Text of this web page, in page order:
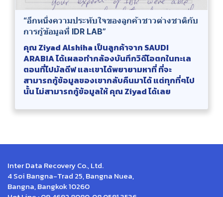
“อีกหนึ่งความประทับใจของลูกค้าชาวต่างชาติกับ
การกู้ข้อมูลที่ IDR LAB”
คุณ Ziyad Alshiha เป็นลูกค้าจาก SAUDI
ARABIA ได้เผลอทำกล้องบันทึกวิดีโอตกในทะเล
ตอนที่ไปมัลดีฟ และเขาได้พยายามหาที่ ที่จะ
สามารถกู้ข้อมูลของเขากลับคืนมาได้ แต่ทุกที่ๆไป
นั้น ไม่สามารถกู้ข้อมูลให้ คุณ Ziyad ได้เลย
Inter Data Recovery Co., Ltd.
4 Soi Bangna-Trad 25, Bangna Nuea,
Bangna, Bangkok 10260